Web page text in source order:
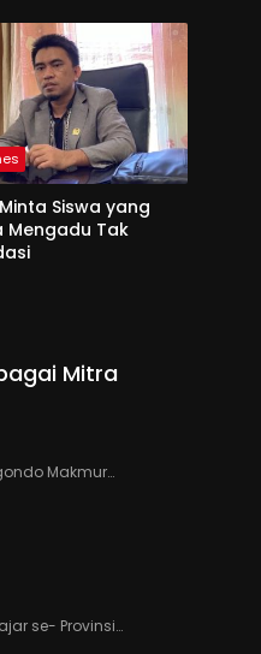
Siswa yang
Mengadu Tak
Mitra
Makmur…
se- Provinsi…